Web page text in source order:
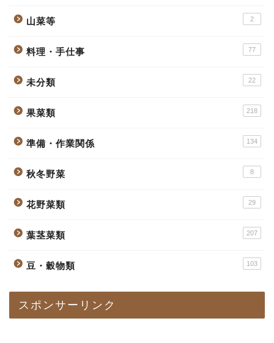
山菜等 2
料理・手仕事 77
未分類 22
果菜類 218
準備・作業関係 134
秋冬野菜 8
花野菜類 29
葉茎菜類 207
豆・穀物類 103
スポンサーリンク